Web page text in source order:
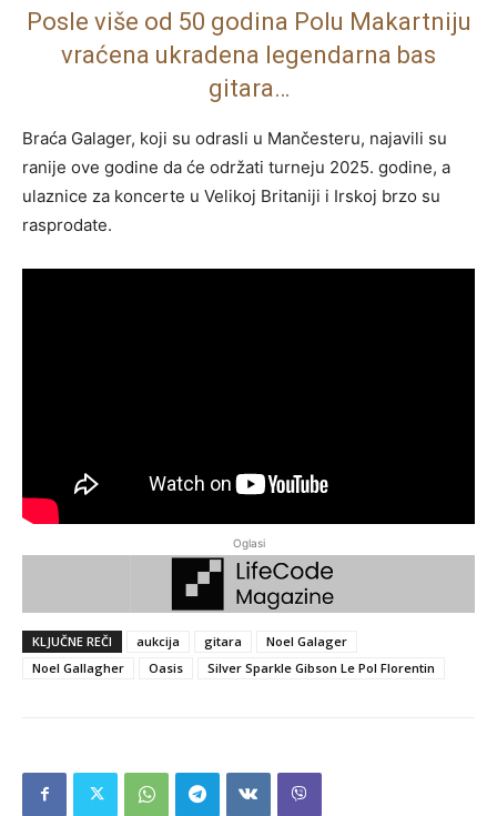
Posle više od 50 godina Polu Makartniju
vraćena ukradena legendarna bas
gitara…
Braća Galager, koji su odrasli u Mančesteru, najavili su
ranije ove godine da će održati turneju 2025. godine, a
ulaznice za koncerte u Velikoj Britaniji i Irskoj brzo su
rasprodate.
Oglasi
KLJUČNE REČI aukcija gitara
Noel Galager
Noel Gallagher
Oasis Silver Sparkle Gibson Le Pol Florentin